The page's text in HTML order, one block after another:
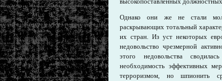
Однако они же не стали
раскрывающих тотальный
их стран. Из уст некоторых
недовольство чрезмерной
этого недовольства
необходимость эффективных
терроризмом, но шпионить